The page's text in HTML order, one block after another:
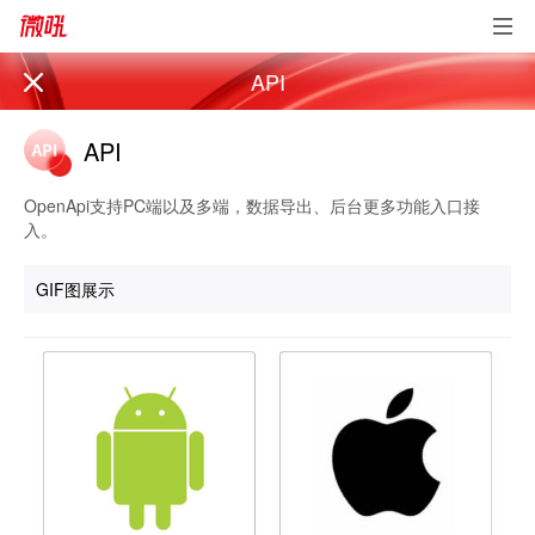
API
API
OpenApi支持PC端以及多端，数据导出、后台更多功能入口接
入。
GIF图展示